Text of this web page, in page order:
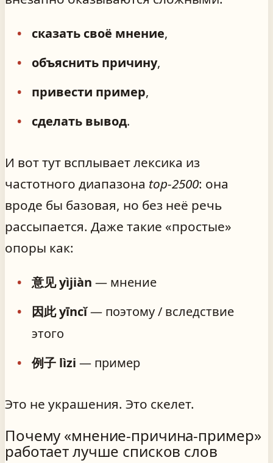
сказать своё мнение,
объяснить причину,
привести пример,
сделать вывод.
И вот тут всплывает лексика из
частотного диапазона top-2500: она
вроде бы базовая, но без неё речь
рассыпается. Даже такие «простые»
опоры как:
意见 yìjiàn — мнение
因此 yīncǐ— поэтому / вследствие
этого
例子 lìzi — пример
Это не украшения. Это скелет.
Почему «мнение‑причина‑пример»
работает лучше списков слов